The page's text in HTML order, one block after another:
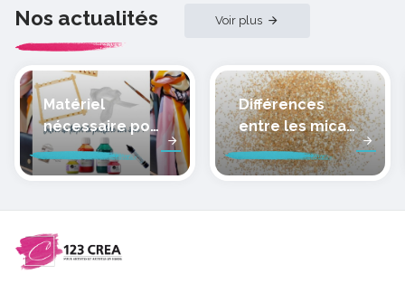
Nos actualités Voir plus
Matériel
nécessaire pour
peindre la soie
Différences
entre les micas
des pâtes
polymères